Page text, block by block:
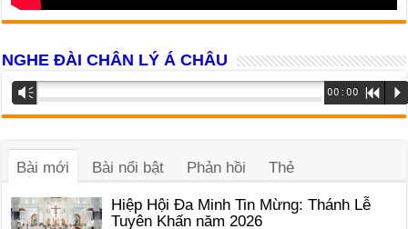
NGHE ĐÀI CHÂN LÝ Á CHÂU
Trình
phát
âm
Vm 00:00 R P
Bài mới Bài nổi bật Phản hồi Thẻ
Hiệp Hội Đa Minh Tin Mừng: Thánh Lễ
Tuyên Khấn năm 2026